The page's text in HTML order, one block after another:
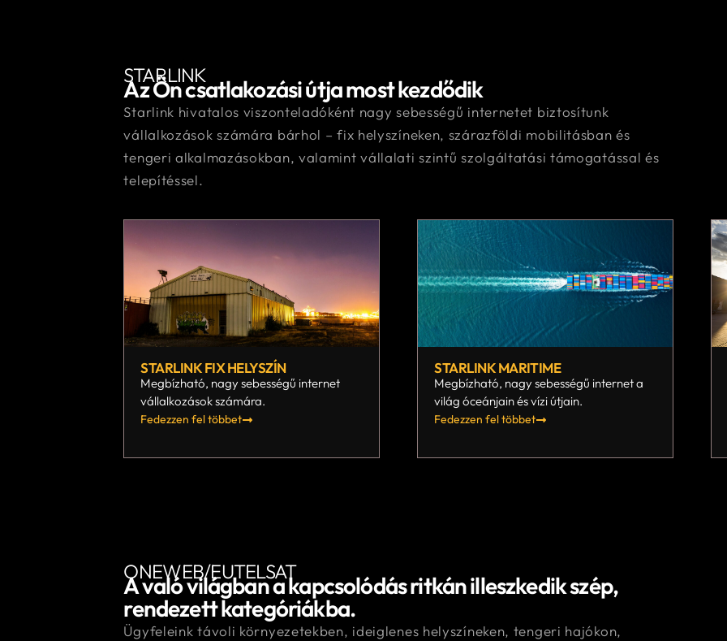
STARLINK
Az Ön csatlakozási útja most kezdődik
Starlink hivatalos viszonteladóként nagy sebességű internetet biztosítunk
vállalkozások számára bárhol – fix helyszíneken, szárazföldi mobilitásban és
tengeri alkalmazásokban, valamint vállalati szintű szolgáltatási támogatással és
telepítéssel.
STARLINK FIX HELYSZÍN
Megbízható, nagy sebességű internet
vállalkozások számára.
Fedezzen fel többet
STARLINK MARITIME
Megbízható, nagy sebességű internet a
világ óceánjain és vízi útjain.
Fedezzen fel többet
ONEWEB/EUTELSAT
A való világban a kapcsolódás ritkán illeszkedik szép,
rendezett kategóriákba.
Ügyfeleink távoli környezetekben, ideiglenes helyszíneken, tengeri hajókon,